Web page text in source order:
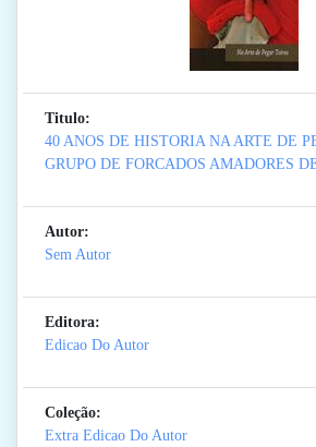
Titulo:
40 ANOS DE HISTORIA NA ARTE DE
GRUPO DE FORCADOS AMADORES
Autor:
Sem Autor
Editora:
Edicao Do Autor
Coleção:
Extra Edicao Do Autor